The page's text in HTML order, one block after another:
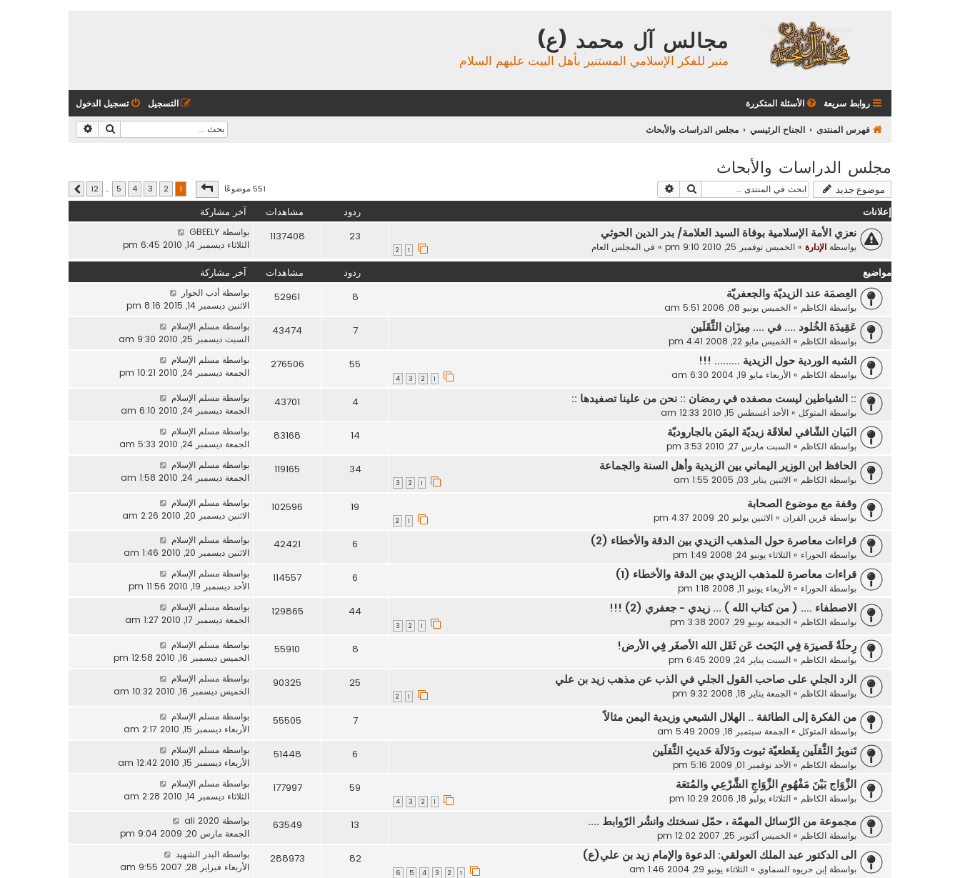
مجالس آل محمد (ع)
منبر للفكر الإسلامي المستنير بأهل البيت عليهم السلام
روابط سريعة الأسئلة المتكررة تسجيل الدخول التسجيل
فهرس المنتدى الجناح الرئيسي مجلس الدراسات والأبحاث بحث
مجلس الدراسات والأبحاث
موضوع جديد بحث 551 موضوعًا صفحة من12
1
2
3
4
5
…
12 التالي
إعلانات ردود مشاهدات آخر مشاركة
نعزي الأمة الإسلامية بوفاة السيد العلامة/ بدر الدين الحوثي
بواسطة الإدارة » الخميس نوفمبر 25, 2010 9:10 pm » في المجلس العام 1
2
23
1137408 بواسطة GBEELY
الثلاثاء ديسمبر 14, 2010 6:45 pm
مواضيع ردود مشاهدات آخر مشاركة
العِصمَة عند الزيديّة والجعفريّة
بواسطة الكاظم » الخميس يونيو 08, 2006 5:51 am
8
52961 بواسطة أدب الحوار
الاثنين ديسمبر 14, 2015 8:16 pm
عَقِيدَة الخُلود .... في .... مِيزَان الثَّقَلَين
بواسطة الكاظم » الخميس مايو 22, 2008 4:41 pm
7
43474 بواسطة مسلم الإسلام
السبت ديسمبر 25, 2010 9:30 am
الشبه الوردية حول الزيدية ......... !!!
بواسطة الكاظم » الأربعاء مايو 19, 2004 6:30 am 1
2
3
4
55
276506 بواسطة مسلم الإسلام
الجمعة ديسمبر 24, 2010 10:21 pm
:: الشياطين ليست مصفده في رمضان :: نحن من علينا تصفيدها ::
بواسطة المتوكل » الأحد أغسطس 15, 2010 12:33 am
4
43701 بواسطة مسلم الإسلام
الجمعة ديسمبر 24, 2010 6:10 am
البَيان الشّافي لعلاقَة زيديّة اليمَن بالجاروديّة
بواسطة الكاظم » السبت مارس 27, 2010 3:53 pm
14
83168 بواسطة مسلم الإسلام
الجمعة ديسمبر 24, 2010 5:33 am
الحافظ ابن الوزير اليماني بين الزيدية وأهل السنة والجماعة
بواسطة الكاظم » الاثنين يناير 03, 2005 1:55 am 1
2
3
34
119165 بواسطة مسلم الإسلام
الجمعة ديسمبر 24, 2010 1:58 am
وقفة مع موضوع الصحابة
بواسطة قرين القران » الاثنين يوليو 20, 2009 4:37 pm 1
2
19
102596 بواسطة مسلم الإسلام
الاثنين ديسمبر 20, 2010 2:26 am
قراءات معاصرة حول المذهب الزيدي بين الدقة والأخطاء (2)
بواسطة الحوراء » الثلاثاء يونيو 24, 2008 1:49 pm
6
42421 بواسطة مسلم الإسلام
الاثنين ديسمبر 20, 2010 1:46 am
قراءات معاصرة للمذهب الزيدي بين الدقة والأخطاء (1)
بواسطة الحوراء » الأربعاء يونيو 11, 2008 1:18 pm
6
114557 بواسطة مسلم الإسلام
الأحد ديسمبر 19, 2010 11:56 pm
الاصطفاء .... ( من كتاب الله ) ... زيدي - جعفري (2) !!!
بواسطة الكاظم » الجمعة يونيو 29, 2007 3:38 pm 1
2
3
44
129865 بواسطة مسلم الإسلام
الجمعة ديسمبر 17, 2010 1:27 am
رِحلَةٌ قَصيرَة فِي البَحث عَن ثَقَل الله الأصغَر فِي الأرض!
بواسطة الكاظم » السبت يناير 24, 2009 6:45 pm
8
55910 بواسطة مسلم الإسلام
الخميس ديسمبر 16, 2010 12:58 pm
الرد الجلي على صاحب القول الجلي في الذب عن مذهب زيد بن علي
بواسطة الكاظم » الجمعة يناير 18, 2008 9:32 pm 1
2
25
90325 بواسطة مسلم الإسلام
الخميس ديسمبر 16, 2010 10:32 am
من الفكرة إلى الطائفة .. الهلال الشيعي وزيدية اليمن مثالاً
بواسطة المتوكل » الجمعة سبتمبر 18, 2009 5:49 am
7
55505 بواسطة مسلم الإسلام
الأربعاء ديسمبر 15, 2010 2:17 am
تَنويرُ الثَّقلَين بِقَطعيّة ثبوت ودَلالَة حَديثِ الثَّقلَين
بواسطة الكاظم » الأحد نوفمبر 01, 2009 5:16 pm
6
51448 بواسطة مسلم الإسلام
الأربعاء ديسمبر 15, 2010 12:42 am
الزَّوَاج بَيْنَ مَفْهُومِ الزَّوَاجِ الشَّرْعِي والمُتعَة
بواسطة الكاظم » الثلاثاء يوليو 18, 2006 10:29 pm 1
2
3
4
59
177997 بواسطة مسلم الإسلام
الثلاثاء ديسمبر 14, 2010 2:28 am
مجموعة من الرّسائل المهمّة ، حمّل نسختك وانشُر الرّوابط ....
بواسطة الكاظم » الخميس أكتوبر 25, 2007 12:02 pm
13
63549 بواسطة ali 2020
الجمعة مارس 20, 2009 9:04 pm
الى الدكتور عبد الملك العولقي: الدعوة والإمام زيد بن علي(ع)
بواسطة إبن حريوه السماوي » الثلاثاء يونيو 29, 2004 1:46 am 1
2
3
4
5
6
82
288973 بواسطة البدر الشهيد
الأربعاء فبراير 28, 2007 9:55 am